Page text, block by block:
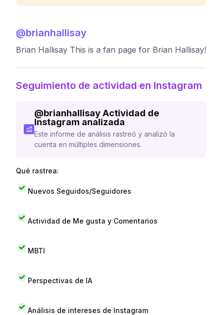
@brianhallisay
Brian Hallisay This is a fan page for Brian Hallisay!
Seguimiento de actividad en Instagram
@brianhallisayActividad de
Instagram analizada
Este informe de análisis rastreó y analizó la
cuenta en múltiples dimensiones.
Qué rastrea:
Nuevos Seguidos/Seguidores
Actividad de Me gusta y Comentarios
MBTI
Perspectivas de IA
Análisis de intereses de Instagram